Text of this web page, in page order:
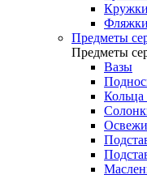
Кружки
Фляжки
Предметы
Предметы
Вазы
Кольца